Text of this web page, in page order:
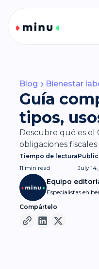
Blog Bienestar
Guía
tipos,
Descubre qué es el
obligaciones
Tiempo de lectura
11 min read
July
Equipo
Especialistas en
Compártelo